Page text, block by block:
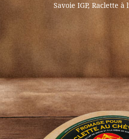
Savoie IGP, Raclette à